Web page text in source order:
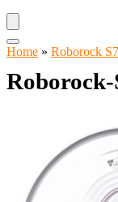
Home » Roborock S7
Roborock-